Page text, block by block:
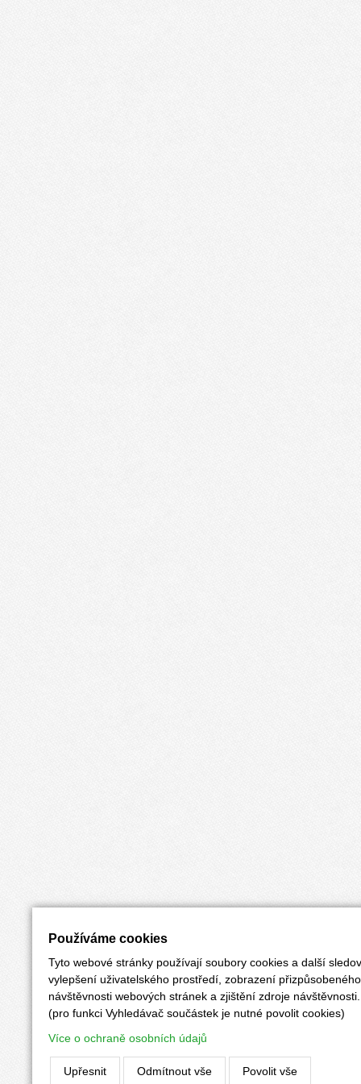
Používáme cookies
Tyto webové stránky používají soubory cookies a další
vylepšení uživatelského prostředí, zobrazení
návštěvnosti webových stránek a zjištění zdroje návštěvnosti.
(pro funkci Vyhledávač součástek je nutné povolit cookies)
Více o ochraně osobních údajů
Upřesnit Odmítnout vše Povolit vše